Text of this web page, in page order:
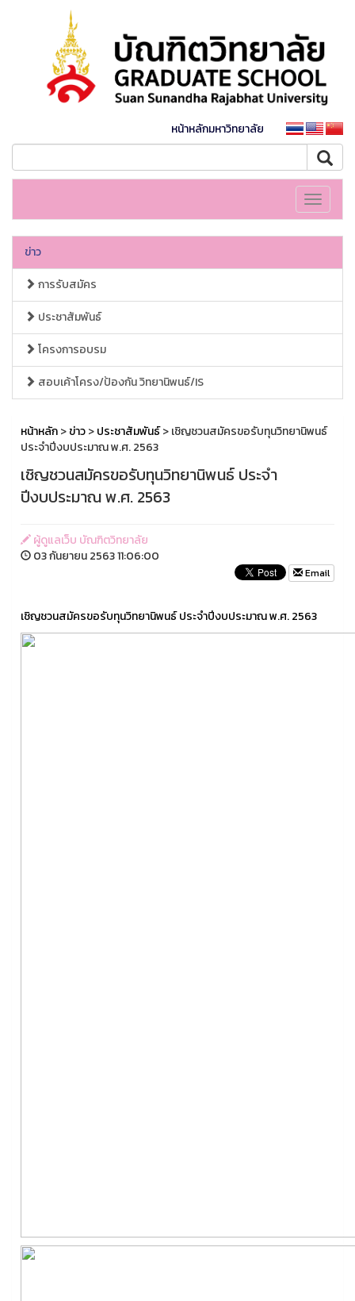
หน้าหลักมหาวิทยาลัย
Toggle
ข่าว
การรับสมัคร
ประชาสัมพันธ์
โครงการอบรม
สอบเค้าโครง/ป้องกัน วิทยานิพนธ์/IS
หน้าหลัก>ข่าว>ประชาสัมพันธ์> เชิญชวนสมัครขอรับทุนวิทยานิพนธ์
ประจำปีงบประมาณ พ.ศ. 2563
เชิญชวนสมัครขอรับทุนวิทยานิพนธ์ ประจำ
ปีงบประมาณ พ.ศ. 2563
ผู้ดูแลเว็บ บัณฑิตวิทยาลัย
03 กันยายน 2563 11:06:00
Email
เชิญชวนสมัครขอรับทุนวิทยานิพนธ์ ประจำปีงบประมาณ พ.ศ. 2563